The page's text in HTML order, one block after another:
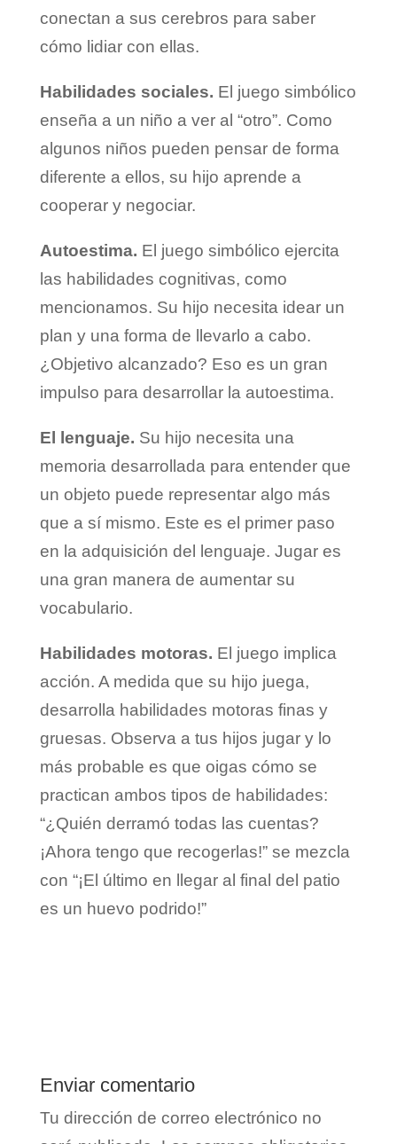
conectan a sus cerebros para saber
cómo lidiar con ellas.
Habilidades sociales. El juego simbólico
enseña a un niño a ver al “otro”. Como
algunos niños pueden pensar de forma
diferente a ellos, su hijo aprende a
cooperar y negociar.
Autoestima. El juego simbólico ejercita
las habilidades cognitivas, como
mencionamos. Su hijo necesita idear un
plan y una forma de llevarlo a cabo.
¿Objetivo alcanzado? Eso es un gran
impulso para desarrollar la autoestima.
El lenguaje. Su hijo necesita una
memoria desarrollada para entender que
un objeto puede representar algo más
que a sí mismo. Este es el primer paso
en la adquisición del lenguaje. Jugar es
una gran manera de aumentar su
vocabulario.
Habilidades motoras. El juego implica
acción. A medida que su hijo juega,
desarrolla habilidades motoras finas y
gruesas. Observa a tus hijos jugar y lo
más probable es que oigas cómo se
practican ambos tipos de habilidades:
“¿Quién derramó todas las cuentas?
¡Ahora tengo que recogerlas!” se mezcla
con “¡El último en llegar al final del patio
es un huevo podrido!”
Enviar comentario
Tu dirección de correo electrónico no